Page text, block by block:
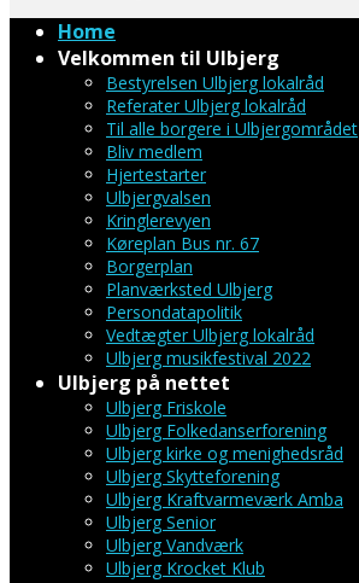
Home
Velkommen til Ulbjerg
Bestyrelsen Ulbjerg lokalråd
Referater Ulbjerg lokalråd
Til alle borgere i Ulbjergområdet
Bliv medlem
Hjertestarter
Ulbjergvalsen
Kringlerevyen
Køreplan Bus nr. 67
Borgerplan
Planværksted Ulbjerg
Persondatapolitik
Vedtægter Ulbjerg lokalråd
Ulbjerg musikfestival 2022
Ulbjerg på nettet
Ulbjerg Friskole
Ulbjerg Folkedanserforening
Ulbjerg kirke og menighedsråd
Ulbjerg Skytteforening
Ulbjerg Kraftvarmeværk Amba
Ulbjerg Senior
Ulbjerg Vandværk
Ulbjerg Krocket Klub